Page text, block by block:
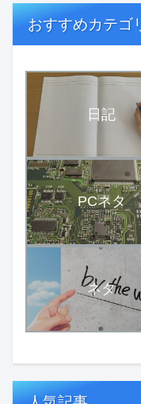
おすすめカテゴ
日記
PCネタ
ネタ